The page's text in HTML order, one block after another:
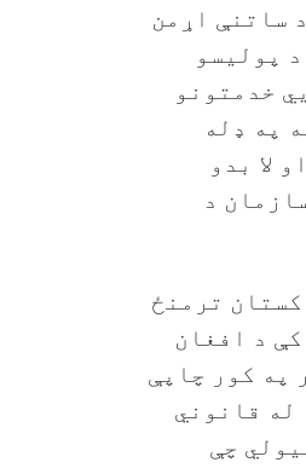
ساتنې اړمن
پولیسو
خدمتونو
په ډله
لا بدو
د
ترمنځ
د افغان
په کور چاپې
له قانوني
چې